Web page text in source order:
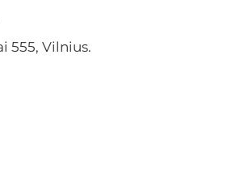
555, Vilnius.